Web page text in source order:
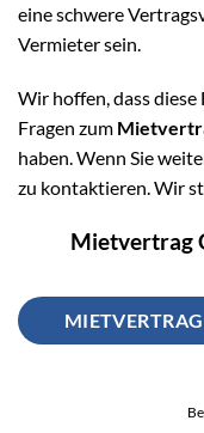
eine schwere
Vermieter sein.
Wir hoffen, dass
Fragen zum
haben. Wenn Sie
zu kontaktieren. Wir
Mietvertrag